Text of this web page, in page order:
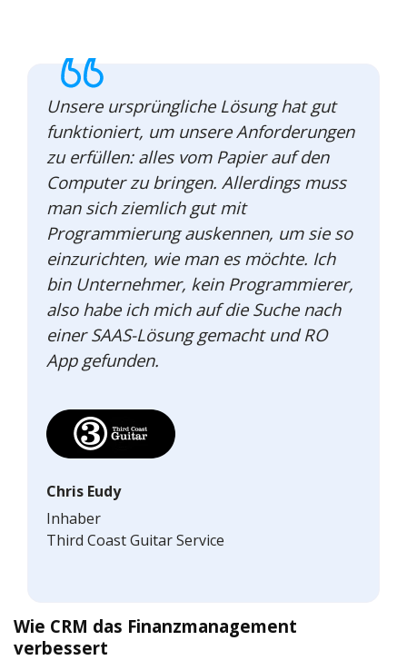
Unsere ursprüngliche Lösung hat gut
funktioniert, um unsere Anforderungen
zu erfüllen: alles vom Papier auf den
Computer zu bringen. Allerdings muss
man sich ziemlich gut mit
Programmierung auskennen, um sie so
einzurichten, wie man es möchte. Ich
bin Unternehmer, kein Programmierer,
also habe ich mich auf die Suche nach
einer SAAS-Lösung gemacht und RO
App gefunden.
Chris Eudy
Inhaber
Third Coast Guitar Service
Wie CRM das Finanzmanagement
verbessert